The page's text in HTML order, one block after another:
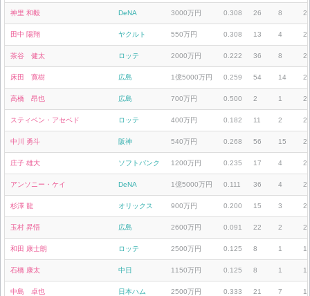
神里 和毅 DeNA 3000万円 0.308 26 8 2
田中 陽翔 ヤクルト 550万円 0.308 13 4 2
茶谷 健太 ロッテ 2000万円 0.222 36 8 2
床田 寛樹 広島 1億5000万円 0.259 54 14 2
高橋 昂也 広島 700万円 0.500 2 1 2
スティベン・アセベド ロッテ 400万円 0.182 11 2 2
中川 勇斗 阪神 540万円 0.268 56 15 2
庄子 雄大 ソフトバンク 1200万円 0.235 17 4 2
アンソニー・ケイ DeNA 1億5000万円 0.111 36 4 2
杉澤 龍 オリックス 900万円 0.200 15 3 2
玉村 昇悟 広島 2600万円 0.091 22 2 2
和田 康士朗 ロッテ 2500万円 0.125 8 1 1
石橋 康太 中日 1150万円 0.125 8 1 1
中島 卓也 日本ハム 2500万円 0.333 21 7 1